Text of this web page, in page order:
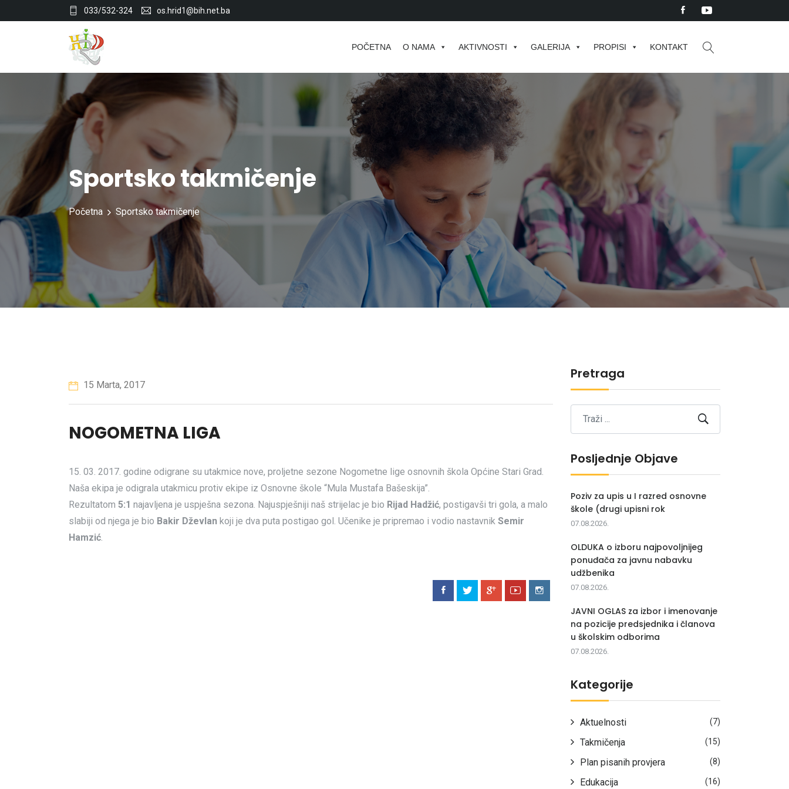
033/532-324 os.hrid1@bih.net.ba
POČETNA O NAMA AKTIVNOSTI GALERIJA PROPISI KONTAKT
Sportsko takmičenje
Početna Sportsko takmičenje
15 Marta, 2017
NOGOMETNA LIGA
15. 03. 2017. godine odigrane su utakmice nove, proljetne sezone Nogometne lige osnovnih škola Općine Stari Grad.
Naša ekipa je odigrala utakmicu protiv ekipe iz Osnovne škole “Mula Mustafa Bašeskija”.
Rezultatom 5:1 najavljena je uspješna sezona. Najuspješniji naš strijelac je bio Rijad Hadžić, postigavši tri gola, a malo
slabiji od njega je bio Bakir Dževlan koji je dva puta postigao gol. Učenike je pripremao i vodio nastavnik Semir
Hamzić
Pretraga
Posljednje Objave
Poziv za upis u I razred osnovne
škole (drugi upisni rok
07.08.2026.
OLDUKA o izboru najpovoljnijeg
ponuđača za javnu nabavku
udžbenika
07.08.2026.
JAVNI OGLAS za izbor i imenovanje
na pozicije predsjednika i članova
u školskim odborima
07.08.2026.
Kategorije
Aktuelnosti (7)
Takmičenja (15)
Plan pisanih provjera (8)
Edukacija (16)